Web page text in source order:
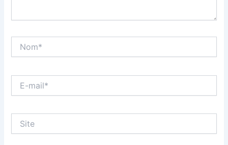
mail*